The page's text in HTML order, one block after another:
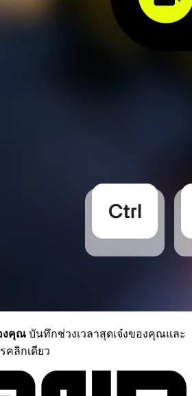
งคุณ บันทึกช่วงเวลาสุดเจ๋งของคุณและ
คลิกเดียว